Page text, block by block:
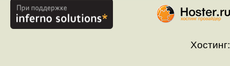
Хостинг: